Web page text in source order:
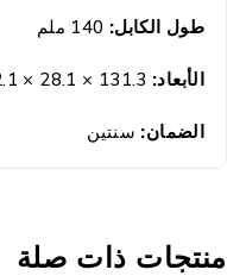
طول الكابل:140 ملم
الأبعاد:131.3 × 28.1 × 12.1 ملم
الضمان:سنتين
ذات صلة